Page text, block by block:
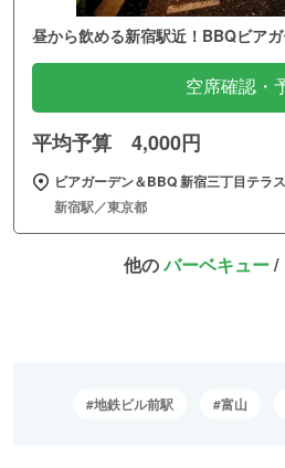
昼から飲める新宿駅近！BBQビア
空席確認・
平均予算 4,000円
ビアガーデン＆BBQ 新宿三丁目テラス
新宿駅／東京都
他のバーベキュー/
地鉄ビル前駅 富山